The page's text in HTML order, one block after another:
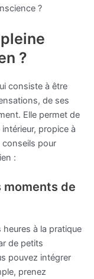
?
?
consiste à être
de ses
Elle permet de
propice à
conseils pour
:
moments de
heures à la pratique
de petits
pouvez intégrer
prenez